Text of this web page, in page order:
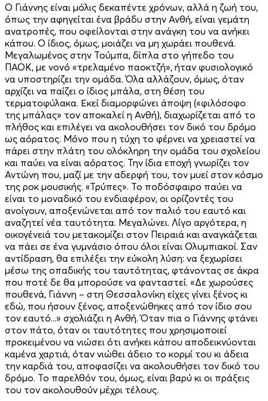
Ο Γιάννης είναι μόλις δεκαπέντε χρόνων, αλλά η ζωή του,
όπως την αφηγείται ένα βράδυ στην Ανθή, είναι γεμάτη
ανατροπές, που οφείλονται στην ανάγκη του να ανήκει
κάπου. Ο ίδιος, όμως, μοιάζει να μη χωράει πουθενά.
Μεγαλωμένος στην Τούμπα, δίπλα στο γήπεδο του
ΠΑΟΚ, με νονό «τρελαμένο παοκτζή», ήταν φυσιολογικό
να υποστηρίζει την ομάδα. Όλα αλλάζουν, όμως, όταν
αρχίζει να παίζει ο ίδιος μπάλα, στη θέση του
τερματοφύλακα. Εκεί διαμορφώνει άποψη («φιλόσοφο
της μπάλας» τον αποκαλεί η Ανθή), διαχωρίζεται από το
πλήθος και επιλέγει να ακολουθήσει τον δικό του δρόμο
ως αόρατος. Μόνο που η τύχη το φέρνει να χρειαστεί να
πάρει στην πλάτη του ολόκληρη την ομάδα του σχολείου
και παύει να είναι αόρατος. Την ίδια εποχή γνωρίζει τον
Αντώνη που, μαζί με την αδερφή του, τον μυεί στον κόσμο
της ροκ μουσικής. «Τρύπες». Το ποδόσφαιρο παύει να
είναι το μοναδικό του ενδιαφέρον, οι ορίζοντές του
ανοίγουν, αποξενώνεται από τον παλιό του εαυτό και
αναζητεί νέα ταυτότητα. Μεγαλώνει. Λίγο αργότερα, η
οικογένειά του μετακομίζει στον Πειραιά και αναγκάζεται
να πάει σε ένα γυμνάσιο όπου όλοι είναι Ολυμπιακοί. Σαν
αντίδραση, θα επιλέξει την εύκολη λύση: να ξεχωρίσει
μέσω της οπαδικής του ταυτότητας, φτάνοντας σε άκρα
που ποτέ δε θα μπορούσε να φανταστεί. «Δε χωρούσες
πουθενά, Γιάννη – στη Θεσσαλονίκη είχες γίνει ξένος κι
εδώ, που ήσουν ξένος, αποξενώθηκες από τον ίδιο σου
τον εαυτό...» σχολιάζει η Ανθή. Όταν πια ο Γιάννης φτάνει
στον πάτο, όταν οι ταυτότητες που χρησιμοποιεί
προκειμένου να νιώσει ότι ανήκει κάπου αποδεικνύονται
καμένα χαρτιά, όταν νιώθει άδειο το κορμί του κι άδεια
την καρδιά του, αποφασίζει να ακολουθήσει τον δικό του
δρόμο. Το παρελθόν του, όμως, είναι βαρύ κι οι πράξεις
του τον ακολουθούν μέχρι τέλους.